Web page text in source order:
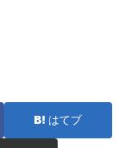
はてブ